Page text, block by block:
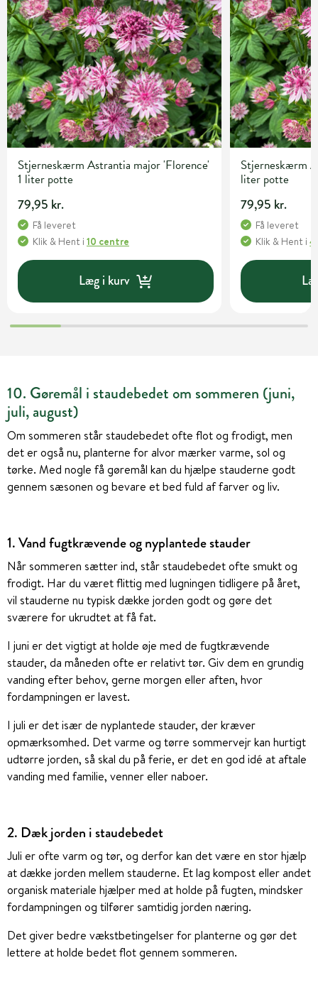
Stjerneskærm Astrantia major 'Florence'
1 liter potte
79,95 kr.
Få leveret
Klik & Hent i 10 centre
Læg i kurv
Stjerneskærm
liter potte
79,95 kr.
Få leveret
Klik & Hent i4
10. Gøremål i staudebedet om sommeren (juni,
juli, august)
Om sommeren står staudebedet ofte flot og frodigt, men
det er også nu, planterne for alvor mærker varme, sol og
tørke. Med nogle få gøremål kan du hjælpe stauderne godt
gennem sæsonen og bevare et bed fuld af farver og liv.
1. Vand fugtkrævende og nyplantede stauder
Når sommeren sætter ind, står staudebedet ofte smukt og
frodigt. Har du været flittig med lugningen tidligere på året,
vil stauderne nu typisk dække jorden godt og gøre det
sværere for ukrudtet at få fat.
I juni er det vigtigt at holde øje med de fugtkrævende
stauder, da måneden ofte er relativt tør. Giv dem en grundig
vanding efter behov, gerne morgen eller aften, hvor
fordampningen er lavest.
I juli er det især de nyplantede stauder, der kræver
opmærksomhed. Det varme og tørre sommervejr kan hurtigt
udtørre jorden, så skal du på ferie, er det en god idé at aftale
vanding med familie, venner eller naboer.
2. Dæk jorden i staudebedet
Juli er ofte varm og tør, og derfor kan det være en stor hjælp
at dække jorden mellem stauderne. Et lag kompost eller andet
organisk materiale hjælper med at holde på fugten, mindsker
fordampningen og tilfører samtidig jorden næring.
Det giver bedre vækstbetingelser for planterne og gør det
lettere at holde bedet flot gennem sommeren.